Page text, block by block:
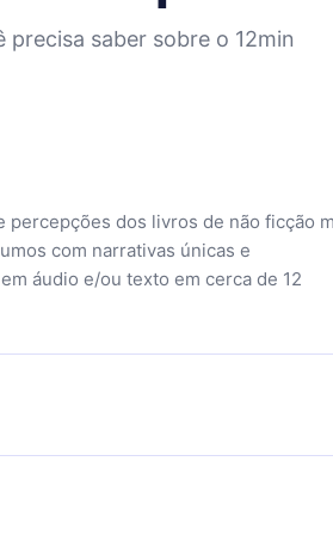
precisa saber sobre o 12min
percepções dos livros de não ficção
com narrativas únicas e
áudio e/ou texto em cerca de 12
aproveitar nossa biblioteca. Se por
basta entrar em contato com nossa
7 dias após a compra e solicitar o